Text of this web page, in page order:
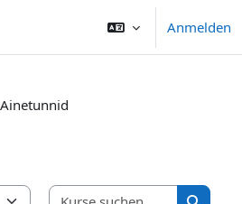
Anmelden
Ainetunnid
Kurse